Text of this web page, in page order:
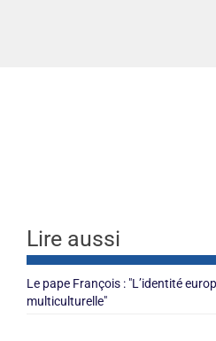
Lire aussi
Le pape François : "L’identité
multiculturelle"